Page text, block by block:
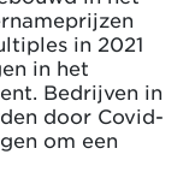
in 2021
in het
Bedrijven in
door Covid-
om een